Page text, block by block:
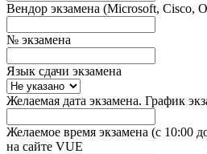
Вендор экзамена (Microsoft, Cisco,
№ экзамена
Язык сдачи экзамена
Желаемая дата экзамена. График
Желаемое время экзамена (с 10:00
на сайте VUE